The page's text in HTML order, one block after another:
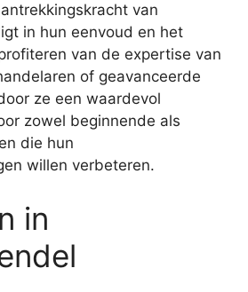
van
in hun eenvoud en het
van de expertise van
of geavanceerde
ze een waardevol
zowel beginnende als
die hun
willen verbeteren.
in